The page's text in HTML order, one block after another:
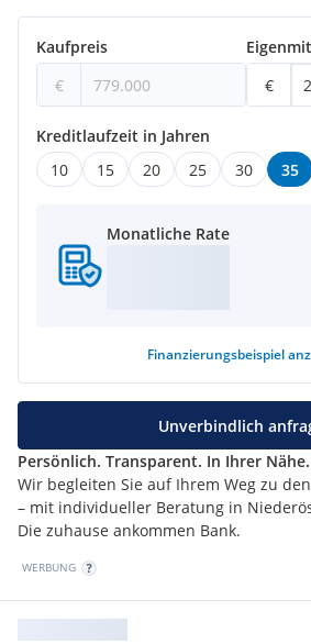
Vormerkkunde werden und
Suchagent anlegen - - -
Immobilie
Die passende Finanzierung
Kreditrechner - - -
Wievielist meineImmobilie wert?-
Künftig keineImmo-News
Newsletter anmelden - - -
Wir weisen darauf hin, dass zwischen
dem zu vermittelnden Dritten ein
wirtschaftliches Naheverhältnis besteht.
Der Vermittler ist als Doppelmakler
Kaufpreis
€
€
Kreditlaufzeit in Jahren
10
15 20 25 30 35
Monatliche Rate
Finanzierungsbeispiel
Persönlich. Transparent. In Ihrer Nähe.
Wir begleiten Sie auf Ihrem Weg zu
– mit individueller Beratung in
Die zuhause ankommen Bank.
Unverbindlich
WERBUNG